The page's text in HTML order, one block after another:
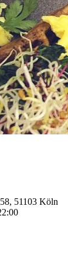
51103 Köln